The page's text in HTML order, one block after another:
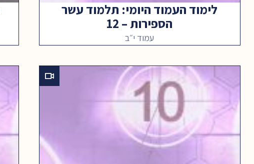
לימוד העמוד היומי: תלמוד עשר
הספירות – 12
עמוד י״ב